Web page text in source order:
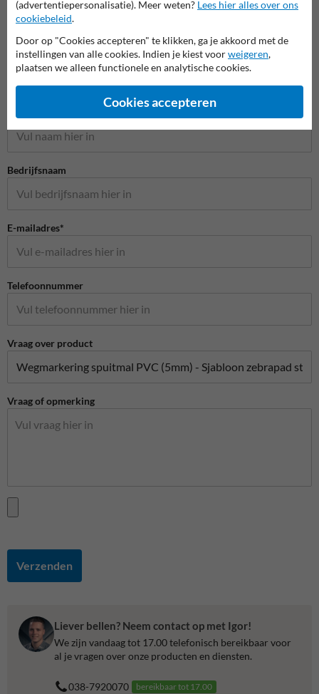
Stel je vraag aan Wegmarkering.nl
Bedrijfsnaam
E-mailadres*
Telefoonnummer
Vraag over product
Vraag of opmerking
Verzenden
Liever bellen? Neem contact op met Igor!
We zijn vandaag tot 17.00 telefonisch bereikbaar voor
al je vragen over onze producten en diensten.
038-7920070 bereikbaar tot 17.00
(advertentiepersonalisatie). Meer weten? Lees hier alles over ons
cookiebeleid.
Door op "Cookies accepteren" te klikken, ga je akkoord met de
instellingen van alle cookies. Indien je kiest voorweigeren,
plaatsen we alleen functionele en analytische cookies.
Cookies accepteren